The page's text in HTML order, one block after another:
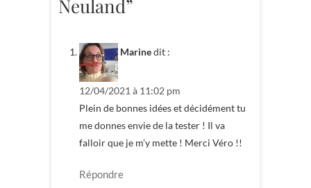
Neuland”
Marinedit :
12/04/2021 à 11:02 pm
Plein de bonnes idées et décidément tu
me donnes envie de la tester ! Il va
falloir que je m’y mette ! Merci Véro !!
Répondre